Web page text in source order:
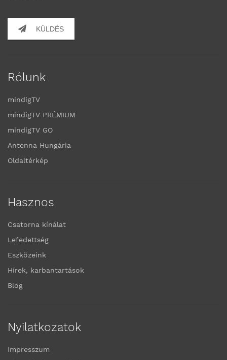
KÜLDÉS
Rólunk
mindigTV
mindigTV PRÉMIUM
mindigTV GO
Antenna Hungária
Oldaltérkép
Hasznos
Csatorna kínálat
Lefedettség
Eszközeink
Hírek, karbantartások
Blog
Nyilatkozatok
Impresszum